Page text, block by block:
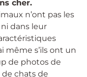
cher.
n’ont pas les
dans leur
même s’ils ont un
de photos de
de chats de